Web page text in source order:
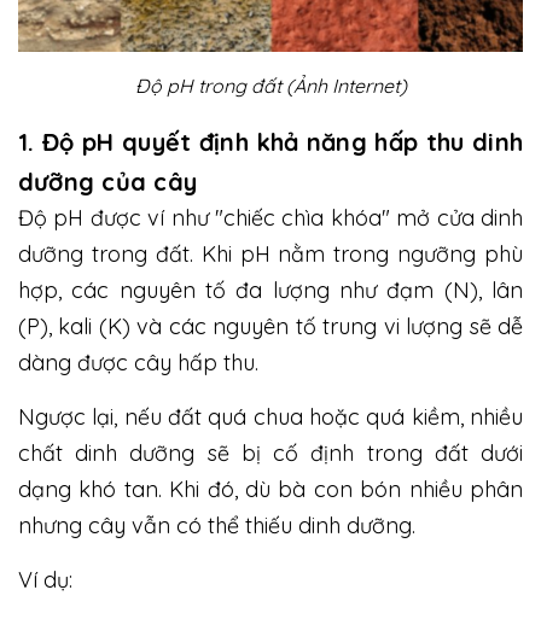
Độ pH trong đất (Ảnh Internet)
1. Độ pH quyết định khả năng hấp thu dinh
dưỡng của cây
Độ pH được ví như "chiếc chìa khóa" mở cửa dinh
dưỡng trong đất. Khi pH nằm trong ngưỡng phù
hợp, các nguyên tố đa lượng như đạm (N), lân
(P), kali (K) và các nguyên tố trung vi lượng sẽ dễ
dàng được cây hấp thu.
Ngược lại, nếu đất quá chua hoặc quá kiềm, nhiều
chất dinh dưỡng sẽ bị cố định trong đất dưới
dạng khó tan. Khi đó, dù bà con bón nhiều phân
nhưng cây vẫn có thể thiếu dinh dưỡng.
Ví dụ: